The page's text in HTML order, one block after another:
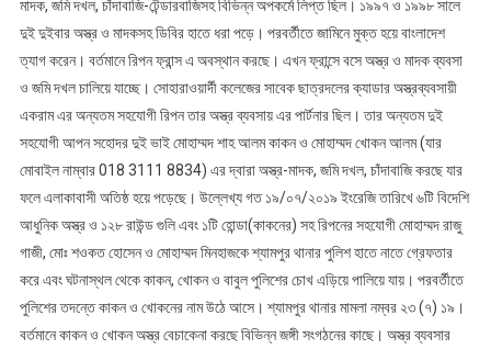
মাদক, জমি দখল, চাঁদাবাজি-টেন্ডারবাজিসহ বিভিন্ন অপকর্মে লিপ্ত ছিল। ১৯৯৭ ও ১৯৯৮ সালে
দুই দুইবার অস্ত্র ও মাদকসহ ডিবির হাতে ধরা পড়ে। পরবর্তীতে জামিনে মুক্ত হয়ে বাংলাদেশ
ত্যাগ করেন। বর্তমানে রিপন ফ্রান্স এ অবস্থান করছে। এখন ফ্রান্সে বসে অস্ত্র ও মাদক ব্যবসা
ও জমি দখল চালিয়ে যাচ্ছে। সোহারাওয়ার্দী কলেজের সাবেক ছাত্রদলের ক্যাডার অস্ত্রব্যবসায়ী
একরাম এর অন্যতম সহযোগী রিপন তার অস্ত্র ব্যবসায় এর পার্টনার ছিল। তার অন্যতম দুই
সহযোগী আপন সহোদর দুই ভাই মোহাম্মদ শাহ আলম কাকন ও মোহাম্মদ খোকন আলম (যার
মোবাইল নাম্বার 018 3111 8834) এর দ্বারা অস্ত্র-মাদক, জমি দখল, চাঁদাবাজি করছে যার
ফলে এলাকাবাসী অতিষ্ঠ হয়ে পড়েছে। উল্লেখ্য গত ১৯/০৭/২০১৯ ইংরেজি তারিখে ৬টি বিদেশি
আধুনিক অস্ত্র ও ১২৮ রাউন্ড গুলি এবং ১টি হোন্ডা(কাকনের) সহ রিপনের সহযোগী মোহাম্মদ রাজু
গাজী, মোঃ শওকত হোসেন ও মোহাম্মদ মিনহাজকে শ্যামপুর থানার পুলিশ হাতে নাতে গ্রেফতার
করে এবং ঘটনাস্থল থেকে কাকন, খোকন ও বাবুল পুলিশের চোখ এড়িয়ে পালিয়ে যায়। পরবর্তীতে
পুলিশের তদন্তে কাকন ও খোকনের নাম উঠে আসে। শ্যামপুর থানার মামলা নম্বর ২৩ (৭) ১৯।
বর্তমানে কাকন ও খোকন অস্ত্র বেচাকেনা করছে বিভিন্ন জঙ্গী সংগঠনের কাছে। অস্ত্র ব্যবসার